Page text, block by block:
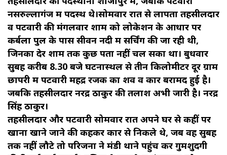
नसरुल्‍लागंज में पदस्‍थ थे।सोमवार रात से लापता तहसीलदार
व पटवारी की मंगलवार शाम को लोकेशन के आधार पर
कर्बला पुल के पास सीवन नदी में सर्चिंग की जा रही थी,
जिनका देर शाम तक कुछ पता नहीं चल सका था। बुधवार
सुबह करीब 8.30 बजे घटनास्थल से तीन किलोमीटर दूर ग्राम
छापरी में पटवारी महेंद्र रजक का शव व कार बरामद हुई है।
जबकि तहसीलदार नरेंद्र ठाकुर की तलाश अभी जारी है। नरेंद्र
सिंह ठाकुर।
तहसीलदार और पटवारी सोमवार रात अपने घर से कहीं पर
खाना खाने जाने की कहकर कार से निकले थे, जब वह सुबह
तक नहीं लौटे तो परिजनों ने मंडी थाने पहुंच कर गुमशुदगी